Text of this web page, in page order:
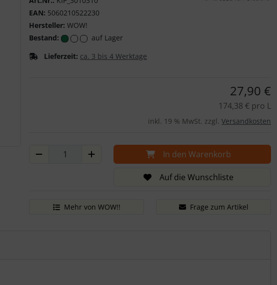
EAN: 5060210522230
Hersteller: WOW!
Bestand:
auf Lager
Lieferzeit: ca. 3 bis 4 Werktage
27,90 €
174,38 € pro L
inkl. 19 % MwSt. zzgl. Versandkosten
In den Warenkorb
Auf die Wunschliste
Mehr von WOW!! Frage zum Artikel